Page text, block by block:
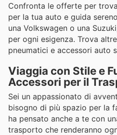
Confronta le offerte per
per la tua auto e guida
una Volkswagen o una
per ogni esigenza. Trova
pneumatici e accessori auto
Viaggia con Stile e
Accessori per il
Sei un appassionato di
bisogno di più spazio per la
ha pensato anche a te con
trasporto che renderanno